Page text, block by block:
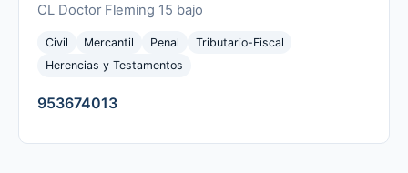
CL Doctor Fleming 15 bajo
Civil Mercantil Penal
Tributario-Fiscal
Herencias y Testamentos
953674013